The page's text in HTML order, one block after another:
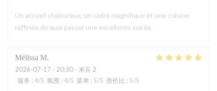
Un accueil chaleureux, un cadre magnifique et une cuisine
raffinée de quoi passer une excellente soirée.
Mélissa M
2026-07-17 - 20:30 - 来宾 2
服务 : 4/5 氛围 : 4/5 菜单 : 5/5 质价比 : 5/5